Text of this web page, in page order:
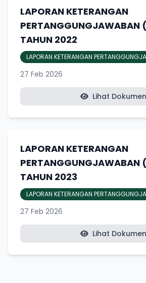
LAPORAN KETERANGAN
PERTANGGUNGJAWABAN
TAHUN 2022
LAPORAN KETERANGAN
27 Feb 2026
Lihat Dokumen
LAPORAN KETERANGAN
PERTANGGUNGJAWABAN
TAHUN 2023
LAPORAN KETERANGAN
27 Feb 2026
Lihat Dokumen